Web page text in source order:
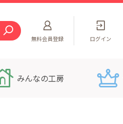
無料会員登録 ログイン
みんなの工房